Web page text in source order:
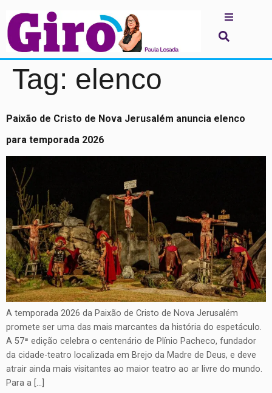
Tag: elenco
Paixão de Cristo de Nova Jerusalém anuncia elenco
para temporada 2026
A temporada 2026 da Paixão de Cristo de Nova Jerusalém
promete ser uma das mais marcantes da história do espetáculo.
A 57ª edição celebra o centenário de Plínio Pacheco, fundador
da cidade-teatro localizada em Brejo da Madre de Deus, e deve
atrair ainda mais visitantes ao maior teatro ao ar livre do mundo.
Para a […]